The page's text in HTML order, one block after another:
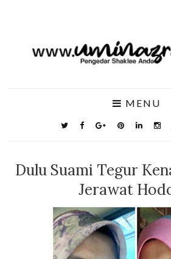
MENU
Dulu Suami Tegur
Jerawat